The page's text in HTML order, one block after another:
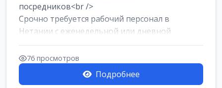
посредников<br />
Срочно требуется рабочий персонал в
Нетании с еженедельной или дневной
оплатой<br />
Свежие вакансии в Нетании дл...
76 просмотров
Подробнее